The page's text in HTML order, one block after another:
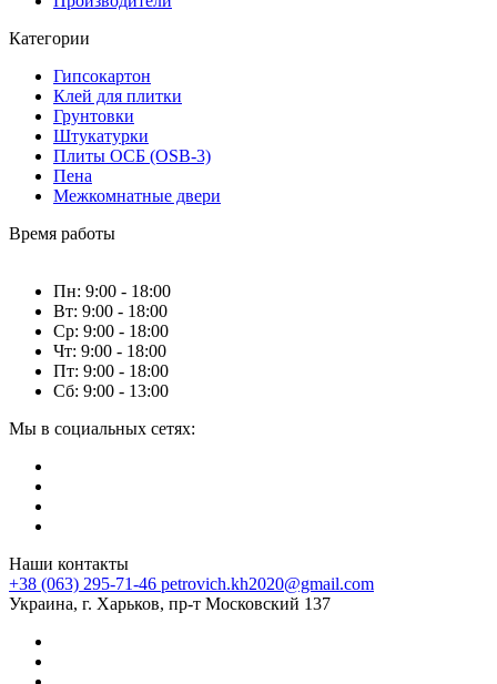
Категории
Гипсокартон
Клей для плитки
Грунтовки
Штукатурки
Плиты ОСБ (OSB-3)
Пена
Межкомнатные двери
Время работы
Пн: 9:00 - 18:00
Вт: 9:00 - 18:00
Ср: 9:00 - 18:00
Чт: 9:00 - 18:00
Пт: 9:00 - 18:00
Сб: 9:00 - 13:00
Мы в социальных сетях:
Наши контакты
+38 (063) 295-71-46 petrovich.kh2020@gmail.com
Украина, г. Харьков, пр-т Московский 137